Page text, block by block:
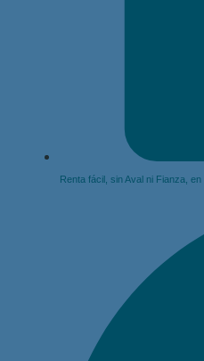
Renta fácil, sin Aval ni Fianza,